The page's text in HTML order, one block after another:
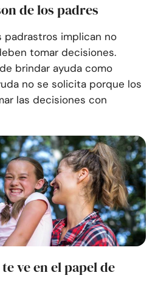
de los padres
padrastros implican no
tomar decisiones.
brindar ayuda como
no se solicita porque los
las decisiones con
ve en el papel de